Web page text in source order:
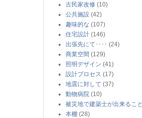
古民家改修 (10)
公共施設 (42)
趣味的な (107)
住宅設計 (146)
出張先にて････ (24)
商業空間 (129)
照明デザイン (41)
設計プロセス (17)
地震に対して (37)
動物病院 (10)
被災地で建築士が出来ること
本棚 (28)